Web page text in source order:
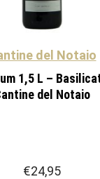
del Notaio
1,5 L –
del Notaio
€24,95